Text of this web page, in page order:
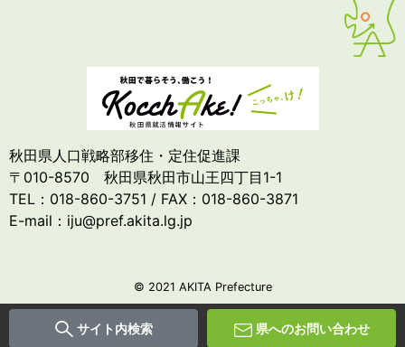
サイト内検索 県へのお問い合わせ
秋田県人口戦略部移住・定住促進課
〒010-8570 秋田県秋田市山王四丁目1-1
TEL：018-860-3751 / FAX：018-860-3871
E-mail：iju@pref.akita.lg.jp
© 2021 AKITA Prefecture